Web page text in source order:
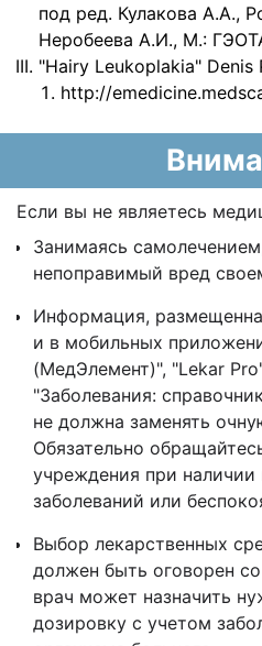
под ред. Кулакова А.А.,
Неробеева А.И., М.:
"Hairy Leukoplakia" Denis
http://
Если вы не являетесь
Занимаясь
непоправимый вред
Информация,
и в мобильных
(МедЭлемент)", "Lekar
"Заболевания:
не должна заменять
Обязательно
учреждения при наличии
заболеваний или
Выбор лекарственных
должен быть оговорен
врач может назначить
дозировку с учетом